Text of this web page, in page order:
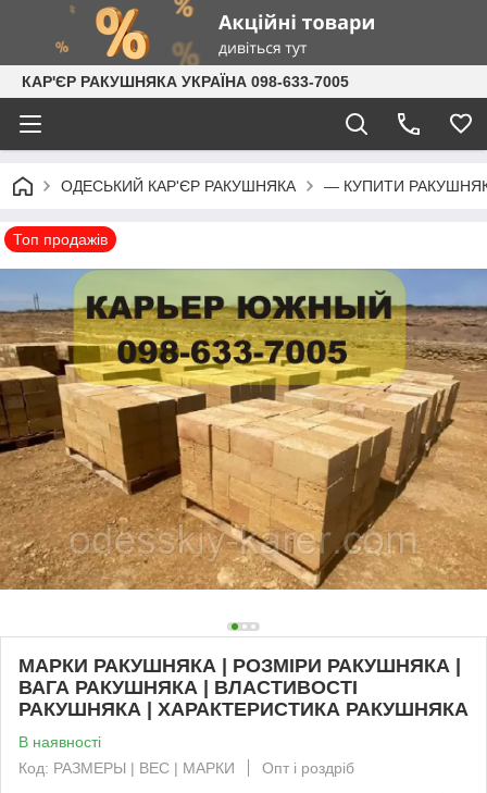
КАР'ЄР РАКУШНЯКА УКРАЇНА 098-633-7005
ОДЕСЬКИЙ КАР'ЄР РАКУШНЯКА — КУПИТИ РАКУШНЯК
Топ продажів
МАРКИ РАКУШНЯКА | РОЗМІРИ РАКУШНЯКА |
ВАГА РАКУШНЯКА | ВЛАСТИВОСТІ
РАКУШНЯКА | ХАРАКТЕРИСТИКА РАКУШНЯКА
В наявності
Код: РАЗМЕРЫ | ВЕС | МАРКИ
Опт і роздріб